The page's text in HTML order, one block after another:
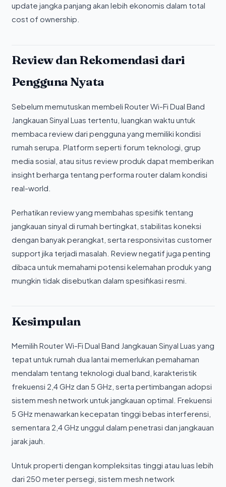
update jangka panjang akan lebih ekonomis dalam total
cost of ownership.
Review dan Rekomendasi dari
Pengguna Nyata
Sebelum memutuskan membeli Router Wi-Fi Dual Band
Jangkauan Sinyal Luas tertentu, luangkan waktu untuk
membaca review dari pengguna yang memiliki kondisi
rumah serupa. Platform seperti forum teknologi, grup
media sosial, atau situs review produk dapat memberikan
insight berharga tentang performa router dalam kondisi
real-world.
Perhatikan review yang membahas spesifik tentang
jangkauan sinyal di rumah bertingkat, stabilitas koneksi
dengan banyak perangkat, serta responsivitas customer
support jika terjadi masalah. Review negatif juga penting
dibaca untuk memahami potensi kelemahan produk yang
mungkin tidak disebutkan dalam spesifikasi resmi.
Kesimpulan
Memilih Router Wi-Fi Dual Band Jangkauan Sinyal Luas yang
tepat untuk rumah dua lantai memerlukan pemahaman
mendalam tentang teknologi dual band, karakteristik
frekuensi 2,4 GHz dan 5 GHz, serta pertimbangan adopsi
sistem mesh network untuk jangkauan optimal. Frekuensi
5 GHz menawarkan kecepatan tinggi bebas interferensi,
sementara 2,4 GHz unggul dalam penetrasi dan jangkauan
jarak jauh.
Untuk properti dengan kompleksitas tinggi atau luas lebih
dari 250 meter persegi, sistem mesh network